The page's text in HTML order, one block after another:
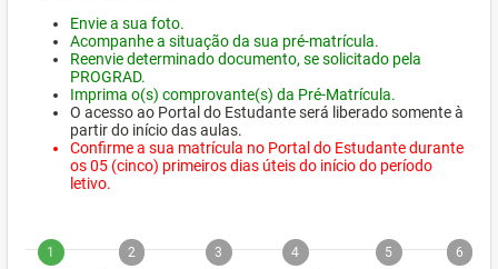
Envie a sua foto.
Acompanhe a situação da sua pré-matrícula.
Reenvie determinado documento, se solicitado pela
PROGRAD.
Imprima o(s) comprovante(s) da Pré-Matrícula.
O acesso ao Portal do Estudante será liberado somente à
partir do início das aulas.
Confirme a sua matrícula no Portal do Estudante durante
os 05 (cinco) primeiros dias úteis do início do período
letivo.
1 2 3 4 5 6